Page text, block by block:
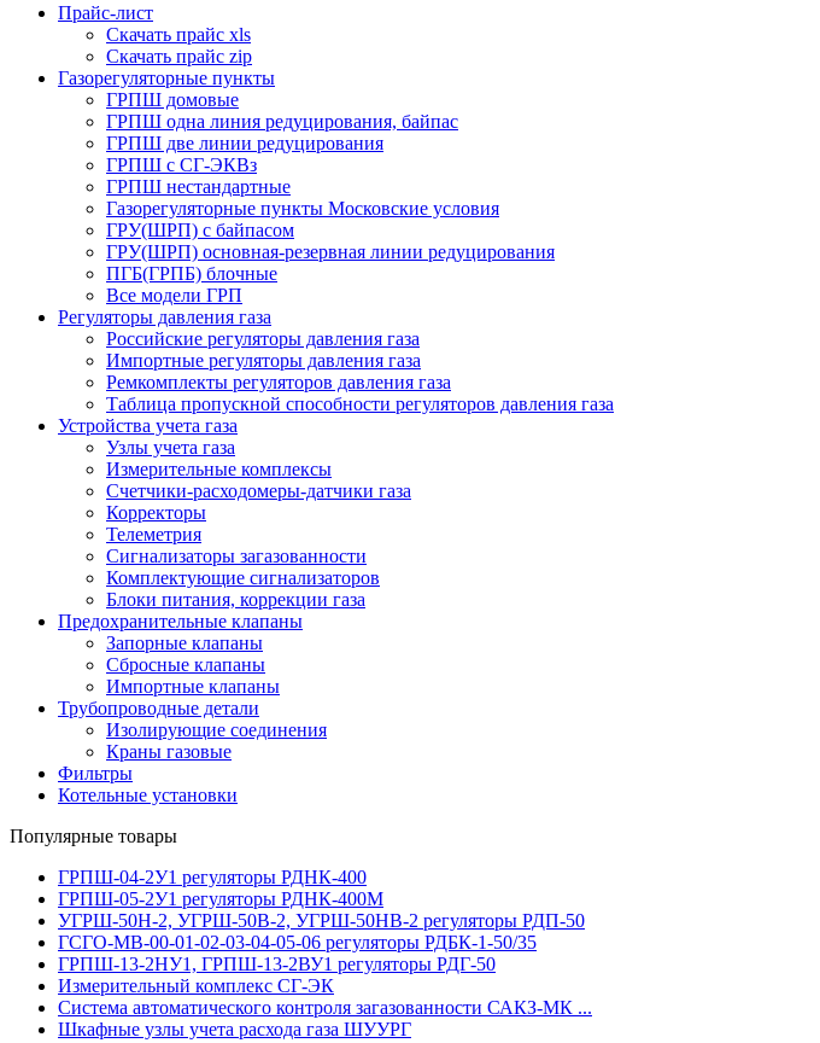
Прайс-лист
Скачать прайс xls
Скачать прайс zip
Газорегуляторные пункты
ГРПШ домовые
ГРПШ одна линия редуцирования, байпас
ГРПШ две линии редуцирования
ГРПШ с СГ-ЭКВз
ГРПШ нестандартные
Газорегуляторные пункты Московские условия
ГРУ(ШРП) с байпасом
ГРУ(ШРП) основная-резервная линии редуцирования
ПГБ(ГРПБ) блочные
Все модели ГРП
Регуляторы давления газа
Российские регуляторы давления газа
Импортные регуляторы давления газа
Ремкомплекты регуляторов давления газа
Таблица пропускной способности регуляторов давления газа
Устройства учета газа
Узлы учета газа
Измерительные комплексы
Счетчики-расходомеры-датчики газа
Корректоры
Телеметрия
Сигнализаторы загазованности
Комплектующие сигнализаторов
Блоки питания, коррекции газа
Предохранительные клапаны
Запорные клапаны
Сбросные клапаны
Импортные клапаны
Трубопроводные детали
Изолирующие соединения
Краны газовые
Фильтры
Котельные установки
Популярные товары
ГРПШ-04-2У1 регуляторы РДНК-400
ГРПШ-05-2У1 регуляторы РДНК-400М
УГРШ-50Н-2, УГРШ-50В-2, УГРШ-50НВ-2 регуляторы РДП-50
ГСГО-МВ-00-01-02-03-04-05-06 регуляторы РДБК-1-50/35
ГРПШ-13-2НУ1, ГРПШ-13-2ВУ1 регуляторы РДГ-50
Измерительный комплекс СГ-ЭК
Система автоматического контроля загазованности САКЗ-МК ...
Шкафные узлы учета расхода газа ШУУРГ